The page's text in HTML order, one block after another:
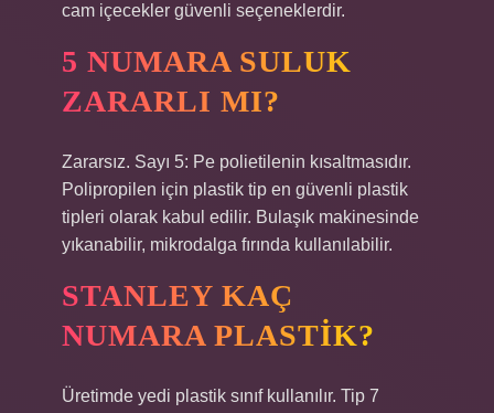
cam içecekler güvenli seçeneklerdir.
5 NUMARA SULUK
ZARARLI MI?
Zararsız. Sayı 5: Pe polietilenin kısaltmasıdır.
Polipropilen için plastik tip en güvenli plastik
tipleri olarak kabul edilir. Bulaşık makinesinde
yıkanabilir, mikrodalga fırında kullanılabilir.
STANLEY KAÇ
NUMARA PLASTIK?
Üretimde yedi plastik sınıf kullanılır. Tip 7